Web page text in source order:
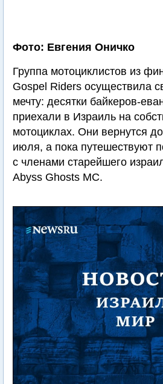
Фото: Евгения Оничко
Группа мотоциклистов из
Gospel Riders осуществила
мечту: десятки байкеров-
приехали в Израиль на
мотоциклах. Они вернутся
июля, а пока путешествуют
с членами старейшего
Abyss Ghosts MC.